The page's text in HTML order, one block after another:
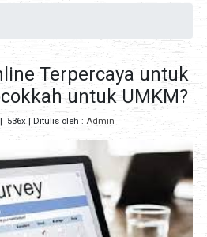
Terpercaya untuk
untuk UMKM?
536x | Ditulis oleh : Admin